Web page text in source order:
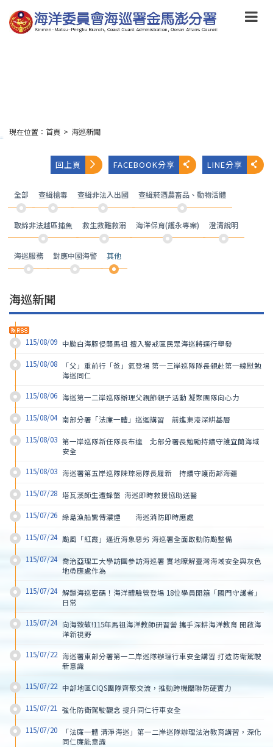
到
主
要
:::
現在位置： 首頁 > 海巡新聞
回上頁 FACEBOOK分享 LINE分享
全部 查緝槍毒 查緝非法入出國 查緝菸酒農畜品、動物活體
取締非法越區捕魚 救生救難救溺 海洋保育(護永專案) 澄清說明
海巡服務 對應中國海警 其他
海巡新聞
115/08/09 中颱白海豚侵襲馬祖 擅入警戒區民眾海巡將逕行舉發
115/08/08
「父」重前行「爸」氣登場 第一三岸巡隊隊長親赴第一線慰勉
海巡同仁
115/08/06 海巡第一二岸巡隊辦理父親節親子活動 凝聚團隊向心力
115/08/04 南部分署「法廉一體」巡迴講習　前進東港深耕基層
115/08/03 第一岸巡隊新任隊長布達　北部分署長勉勵持續守護宜蘭海域
安全
115/08/03 海巡署第五岸巡隊陳琮易隊長履新　持續守護南部海疆
115/07/28 塔瓦溪師生遭蜂螫  海巡即時救援協助送醫
115/07/26 綠島漁船驚傳濃煙        海巡消防即時應處
115/07/24 颱風「紅霞」逼近海象惡劣 海巡署全面啟動防颱整備
115/07/24 喬治亞理工大學訪團參訪海巡署 實地瞭解臺灣海域安全與灰色
地帶應處作為
115/07/24 解鎖海巡密碼！海洋體驗營登場 18位學員開箱「國門守護者」
日常
115/07/24 向海致敬!115年馬祖海洋教師研習營 攜手深耕海洋教育 開啟海
洋新視野
115/07/22 海巡署東部分署第一二岸巡隊辦理行車安全講習 打造防衛駕駛
新意識
115/07/22 中部地區CIQS團隊齊聚交流，推動跨機關聯防硬實力
115/07/21 強化防衛駕駛觀念 提升同仁行車安全
115/07/20
「法廉一體 清淨海巡」第一二岸巡隊辦理法治教育講習，深化
同仁廉能意識